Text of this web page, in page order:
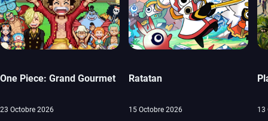
One Piece: Grand Gourmet
23 Octobre 2026
Ratatan
15 Octobre 2026 13